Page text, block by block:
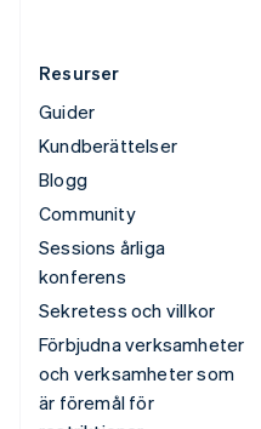
Resurser
Guider
Kundberättelser
Blogg
Community
Sessions årliga
konferens
Sekretess och villkor
Förbjudna verksamheter
och verksamheter som
är föremål för